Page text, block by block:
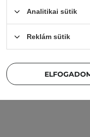
Analitikai sütik
Reklám sütik